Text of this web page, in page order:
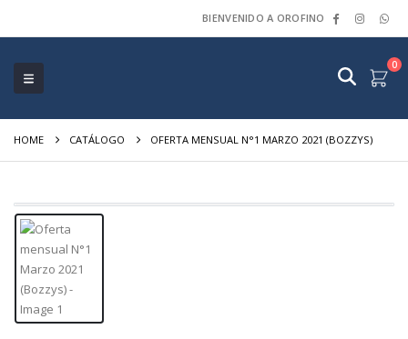
BIENVENIDO A OROFINO
0
HOME CATÁLOGO OFERTA MENSUAL N°1 MARZO 2021 (BOZZYS)